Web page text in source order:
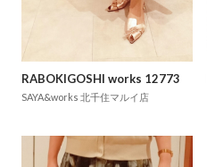
RABOKIGOSHI works 12773
SAYA&works 北千住マルイ店